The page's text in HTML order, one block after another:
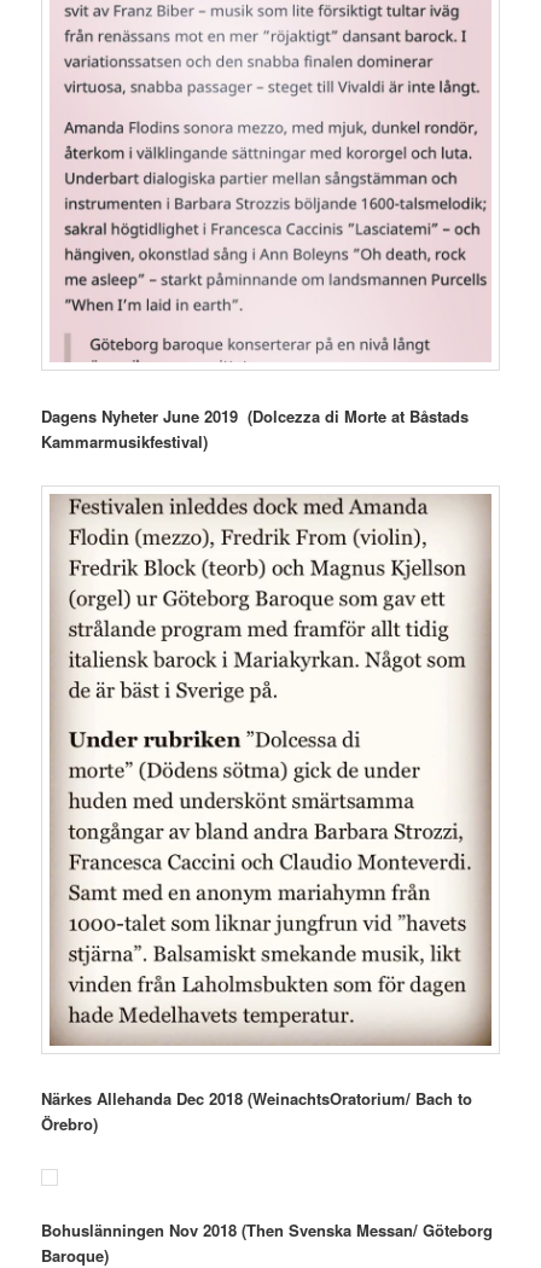
Dagens Nyheter June 2019 (Dolcezza di Morte at Båstads
Kammarmusikfestival)
Närkes Allehanda Dec 2018 (WeinachtsOratorium/ Bach to
Örebro)
Bohuslänningen Nov 2018 (Then Svenska Messan/ Göteborg
Baroque)